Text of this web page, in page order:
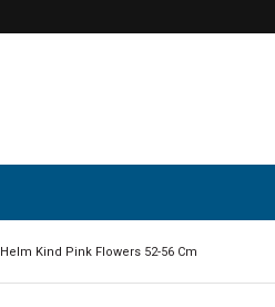
Helm Kind Pink Flowers 52-56 Cm